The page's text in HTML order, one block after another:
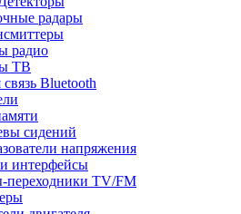
радары
радио
ТВ
Bluetooth
сидений
напряжения
интерфейсы
переходники TV/FM